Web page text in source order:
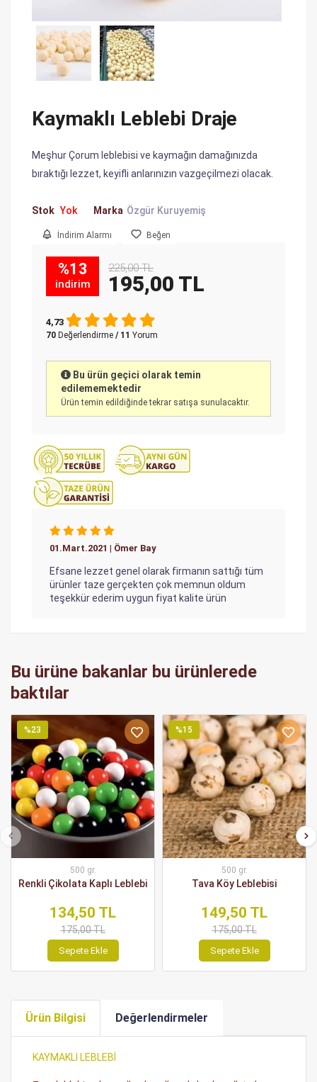
Kaymaklı Leblebi Draje
Meşhur Çorum leblebisi ve kaymağın damağınızda
bıraktığı lezzet, keyifli anlarınızın vazgeçilmezi olacak.
Stok Yok Marka Özgür Kuruyemiş
İndirim Alarmı Beğen
%13
indirim
225,00 TL
195,00 TL
4,73
70 Değerlendirme / 11 Yorum
Bu ürün geçici olarak temin
edilememektedir
Ürün temin edildiğinde tekrar satışa sunulacaktır.
01.Mart.2021 | Ömer Bay
Efsane lezzet genel olarak firmanın sattığı tüm
ürünler taze gerçekten çok memnun oldum
teşekkür ederim uygun fiyat kalite ürün
Bu ürüne bakanlar bu ürünlerede
baktılar
%23
500 gr.
Renkli Çikolata Kaplı Leblebi
134,50 TL
175,00 TL
Sepete Ekle
%15
500 gr.
Tava Köy Leblebisi
149,50 TL
175,00 TL
Sepete Ekle
Ürün Bilgisi Değerlendirmeler
KAYMAKLI LEBLEBİ